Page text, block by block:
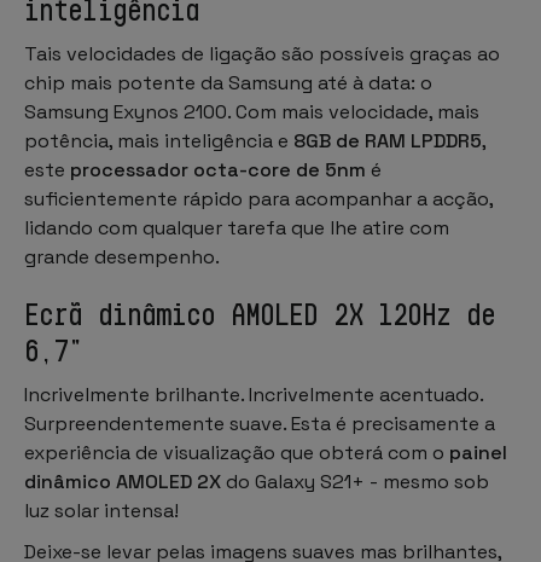
inteligência
Tais velocidades de ligação são possíveis graças ao
chip mais potente da Samsung até à data: o
Samsung Exynos 2100. Com mais velocidade, mais
potência, mais inteligência e 8GB de RAM LPDDR5,
este processador octa-core de 5nm é
suficientemente rápido para acompanhar a acção,
lidando com qualquer tarefa que lhe atire com
grande desempenho.
Ecrã dinâmico AMOLED 2X 120Hz de
6,7"
Incrivelmente brilhante. Incrivelmente acentuado.
Surpreendentemente suave. Esta é precisamente a
experiência de visualização que obterá com o painel
dinâmico AMOLED 2X do Galaxy S21+ - mesmo sob
luz solar intensa!
Deixe-se levar pelas imagens suaves mas brilhantes,